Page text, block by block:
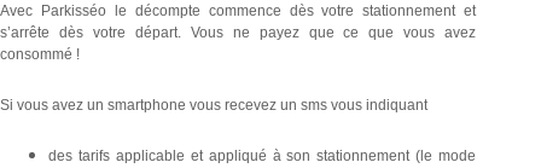
Avec Parkisséo le décompte commence dès votre stationnement et
s’arrête dès votre départ. Vous ne payez que ce que vous avez
consommé !
Si vous avez un smartphone vous recevez un sms vous indiquant
des tarifs applicable et appliqué à son stationnement (le mode